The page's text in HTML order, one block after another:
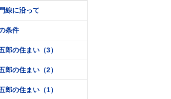
線に沿って
条件
の住まい（3）
の住まい（2）
の住まい（1）